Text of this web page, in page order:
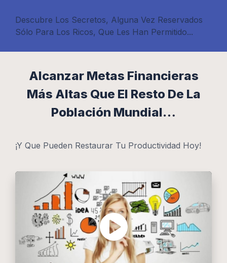
Descubre Los Secretos, Alguna Vez Reservados
Sólo Para Los Ricos, Que Les Han Permitido...
Alcanzar Metas Financieras
Más Altas Que El Resto De La
Población Mundial…
¡Y Que Pueden Restaurar Tu Productividad Hoy!